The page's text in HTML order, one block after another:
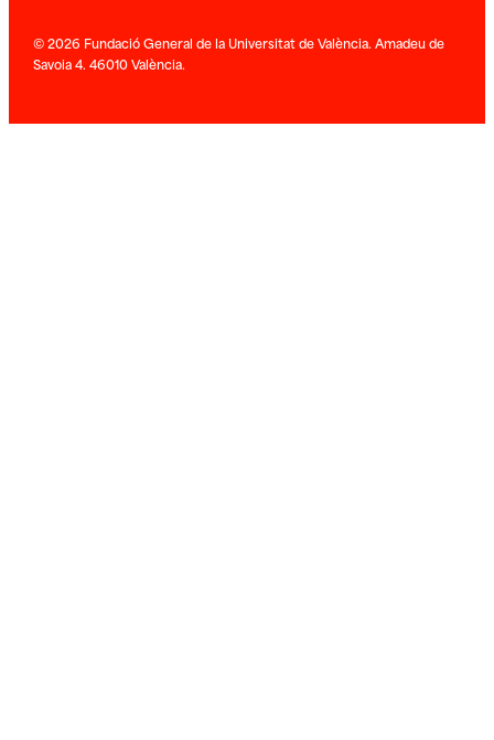
© 2026 Fundació General de la Universitat de València. Amadeu de
Savoia 4. 46010 València.